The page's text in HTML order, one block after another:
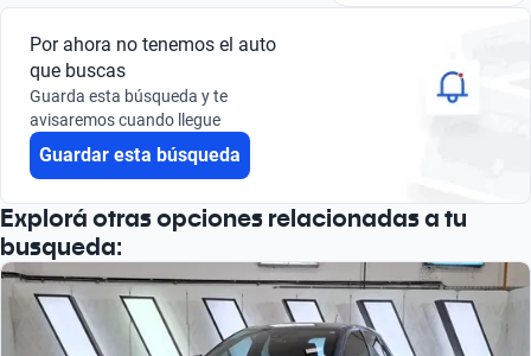
Buscá por marca
Buscá por modelo
Buscá por versión
Por ahora no tenemos el auto
que buscas
Guarda esta búsqueda y te
avisaremos cuando llegue
Guardar esta búsqueda
Explorá otras opciones relacionadas a tu
busqueda: